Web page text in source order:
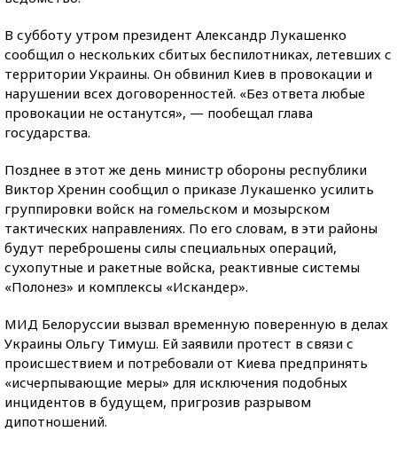
В субботу утром президент Александр Лукашенко
сообщил о нескольких сбитых беспилотниках, летевших с
территории Украины. Он обвинил Киев в провокации и
нарушении всех договоренностей. «Без ответа любые
провокации не останутся», — пообещал глава
государства.
Позднее в этот же день министр обороны республики
Виктор Хренин сообщил о приказе Лукашенко усилить
группировки войск на гомельском и мозырском
тактических направлениях. По его словам, в эти районы
будут переброшены силы специальных операций,
сухопутные и ракетные войска, реактивные системы
«Полонез» и комплексы «Искандер».
МИД Белоруссии вызвал временную поверенную в делах
Украины Ольгу Тимуш. Ей заявили протест в связи с
происшествием и потребовали от Киева предпринять
«исчерпывающие меры» для исключения подобных
инцидентов в будущем, пригрозив разрывом
дипотношений.